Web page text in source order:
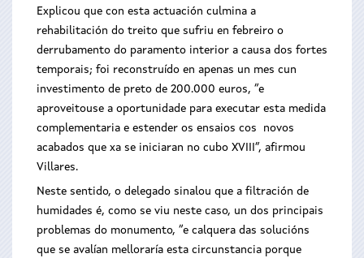
Explicou que con esta actuación culmina a
rehabilitación do treito que sufriu en febreiro o
derrubamento do paramento interior a causa dos fortes
temporais; foi reconstruído en apenas un mes cun
investimento de preto de 200.000 euros, “e
aproveitouse a oportunidade para executar esta medida
complementaria e estender os ensaios cos novos
acabados que xa se iniciaran no cubo XVIII”, afirmou
Villares.
Neste sentido, o delegado sinalou que a filtración de
humidades é, como se viu neste caso, un dos principais
problemas do monumento, “e calquera das solucións
que se avalían melloraría esta circunstancia porque